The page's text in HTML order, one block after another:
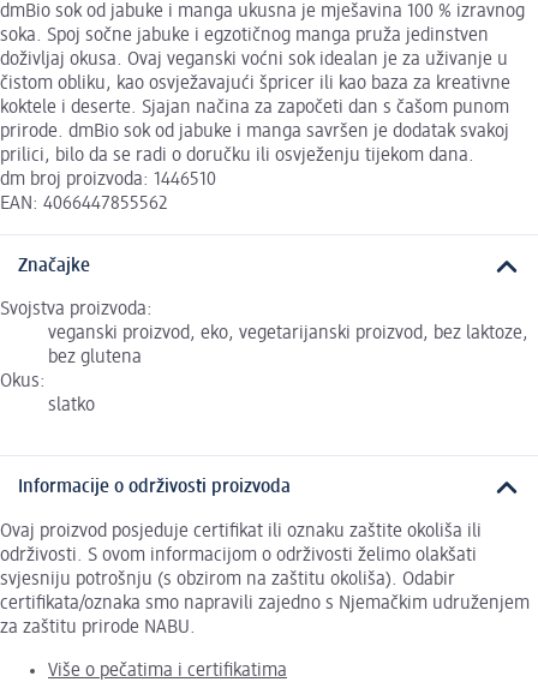
dmBio sok od jabuke i manga ukusna je mješavina 100 % izravnog
soka. Spoj sočne jabuke i egzotičnog manga pruža jedinstven
doživljaj okusa. Ovaj veganski voćni sok idealan je za uživanje u
čistom obliku, kao osvježavajući špricer ili kao baza za kreativne
koktele i deserte. Sjajan načina za započeti dan s čašom punom
prirode. dmBio sok od jabuke i manga savršen je dodatak svakoj
prilici, bilo da se radi o doručku ili osvježenju tijekom dana.
dm broj proizvoda: 1446510
EAN: 4066447855562
Značajke
Svojstva proizvoda:
veganski proizvod, eko, vegetarijanski proizvod, bez laktoze,
bez glutena
Okus:
slatko
Informacije o održivosti proizvoda
Ovaj proizvod posjeduje certifikat ili oznaku zaštite okoliša ili
održivosti. S ovom informacijom o održivosti želimo olakšati
svjesniju potrošnju (s obzirom na zaštitu okoliša). Odabir
certifikata/oznaka smo napravili zajedno s Njemačkim udruženjem
za zaštitu prirode NABU.
Više o pečatima i certifikatima